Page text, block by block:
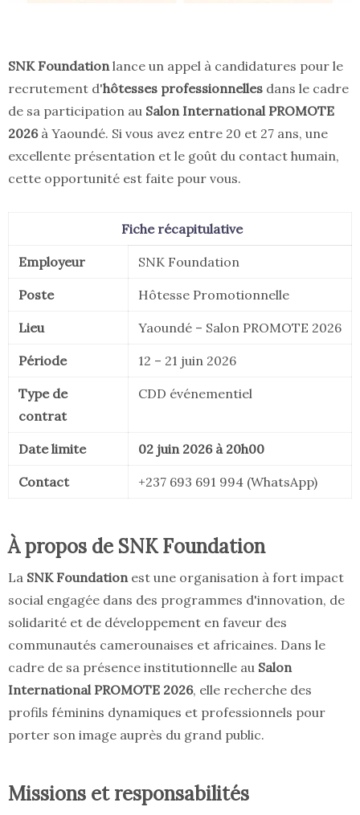
SNK Foundation lance un appel à candidatures pour le
recrutement d'hôtesses professionnelles dans le cadre
de sa participation au Salon International PROMOTE
2026à Yaoundé. Si vous avez entre 20 et 27 ans, une
excellente présentation et le goût du contact humain,
cette opportunité est faite pour vous.
Fiche récapitulative
Employeur SNK Foundation
Poste Hôtesse Promotionnelle
Lieu Yaoundé – Salon PROMOTE 2026
Période 12 – 21 juin 2026
Type de
contrat
CDD événementiel
Date limite 02 juin 2026 à 20h00
Contact +237 693 691 994 (WhatsApp)
À propos de SNK Foundation
La SNK Foundation est une organisation à fort impact
social engagée dans des programmes d'innovation, de
solidarité et de développement en faveur des
communautés camerounaises et africaines. Dans le
cadre de sa présence institutionnelle au Salon
International PROMOTE 2026, elle recherche des
profils féminins dynamiques et professionnels pour
porter son image auprès du grand public.
Missions et responsabilités